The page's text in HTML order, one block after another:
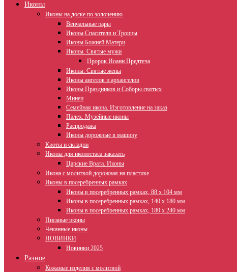
Иконы
Иконы на доске по золочению
Венчальные пары
Иконы Спасителя и Троицы
Иконы Божией Матери
Иконы. Святые мужи
Пророк Иоанн Предтеча
Иконы. Святые жены
Иконы ангелов и архангелов
Иконы Праздников и Соборы святых
Минеи
Семейная икона. Изготовление на заказ
Палех. Музейные иконы
Распродажа
Иконы дорожные в машину
Киоты и складни
Иконы для иконостаса заказать
Царские Врата. Иконы
Икона с молитвой дорожная на пластике
Иконы в посеребренных рамках
Иконы в посеребренных рамках, 88 х 104 мм
Иконы в посеребренных рамках, 140 х 180 мм
Иконы в посеребренных рамках, 180 х 240 мм
Писаные иконы
Чеканные иконы
НОВИНКИ
Новинки 2025
Разное
Кожаные изделия с молитвой